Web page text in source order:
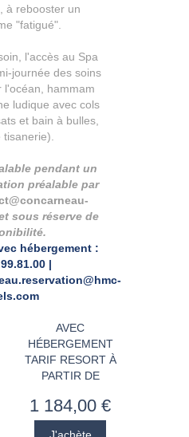
à rebooster un
"fatigué".
l'accès au Spa
journée des soins
l'océan, hammam
ludique avec cols
et bain à bulles,
pendant un
préalable par
sous réserve de
hébergement :
|
AVEC
HÉBERGEMENT
TARIF RESORT À
PARTIR DE
1 184,00 €